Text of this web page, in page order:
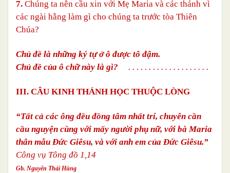
7. Chúng ta nên cầu xin với Mẹ Maria và các thánh vì
các ngài hằng làm gì cho chúng ta trước tòa Thiên
Chúa?
Chủ đề là những ký tự ở ô được tô đậm.
Chủ đề của ô chữ này là gì? . . . . . . . . . . . . . . . . . . . .
III. CÂU KINH THÁNH HỌC THUỘC LÒNG
“Tất cả các ông đều đồng tâm nhất trí, chuyên cần
cầu nguyện cùng với mấy người phụ nữ, với bà Maria
thân mẫu Đức Giêsu, và với anh em của Đức Giêsu.”
Công vụ Tông đồ 1,14
Gb. Nguyễn Thái Hùng